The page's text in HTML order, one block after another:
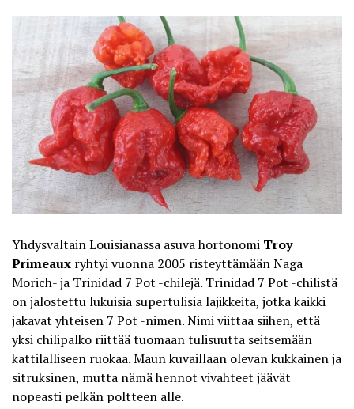
Yhdysvaltain Louisianassa asuva hortonomi Troy
Primeaux ryhtyi vuonna 2005 risteyttämään Naga
Morich- ja Trinidad 7 Pot -chilejä. Trinidad 7 Pot -chilistä
on jalostettu lukuisia supertulisia lajikkeita, jotka kaikki
jakavat yhteisen 7 Pot -nimen. Nimi viittaa siihen, että
yksi chilipalko riittää tuomaan tulisuutta seitsemään
kattilalliseen ruokaa. Maun kuvaillaan olevan kukkainen ja
sitruksinen, mutta nämä hennot vivahteet jäävät
nopeasti pelkän poltteen alle.